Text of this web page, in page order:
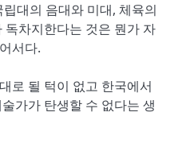
립대의 음대와 미대, 체육의
차지한다는 것은 뭔가 자
서다.
로 될 턱이 없고 한국에서
가가 탄생할 수 없다는 생